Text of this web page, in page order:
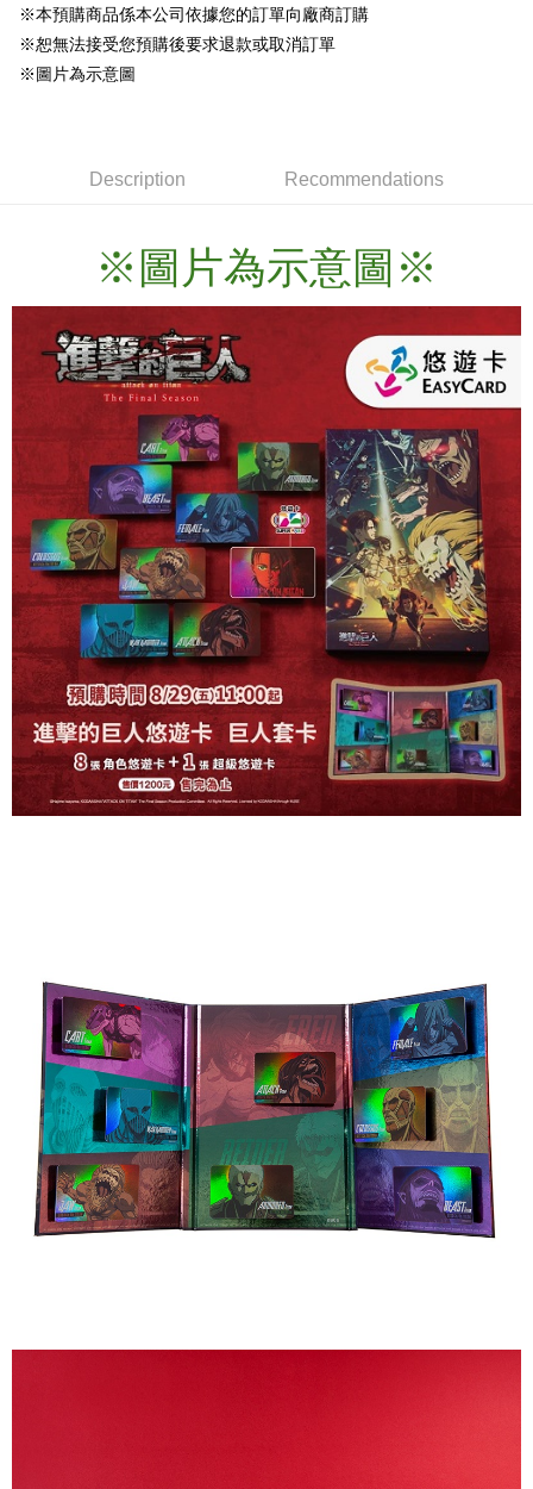
※本預購商品係本公司依據您的訂單向廠商訂購
※恕無法接受您預購後要求退款或取消訂單
※圖片為示意圖
Description Recommendations
※圖片為示意圖※